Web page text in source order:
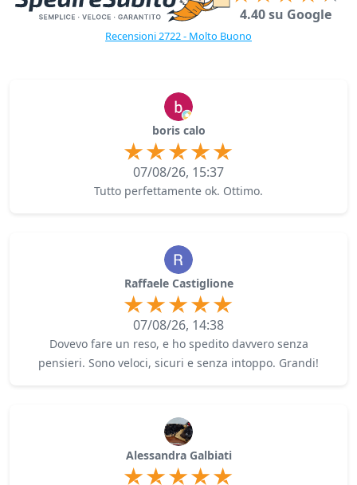
4.40 su Google
Recensioni 2722 - Molto Buono
boris calo
07/08/26, 15:37
Tutto perfettamente ok. Ottimo.
Raffaele Castiglione
07/08/26, 14:38
Dovevo fare un reso, e ho spedito davvero senza
pensieri. Sono veloci, sicuri e senza intoppo. Grandi!
Alessandra Galbiati